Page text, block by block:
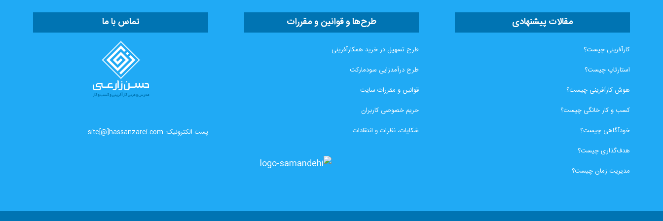
مقالات پیشنهادی
کارآفرینی چیست؟
استارتاپ چیست؟
هوش کارآفرینی چیست؟
کسب و کار خانگی چیست؟
خودآگاهی چیست؟
هدف‌گذاری چیست؟
مدیریت زمان چیست؟
طرح‌ها و قوانین و مقررات
طرح تسهیل در خرید همکارآفرینی
طرح درآمدزایی سودمارکت
قوانین و مقررات سایت
حریم خصوصی کاربران
شکایات، نظرات و انتقادات
تماس با ما
پست الکترونیک: site[@]hassanzarei.com